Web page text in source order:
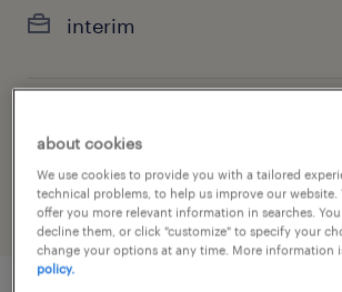
interim
about cookies
We use cookies to provide you with a tailored
technical problems, to help us improve our website.
offer you more relevant information in searches.
decline them, or click "customize" to specify your
change your options at any time. More information
policy.